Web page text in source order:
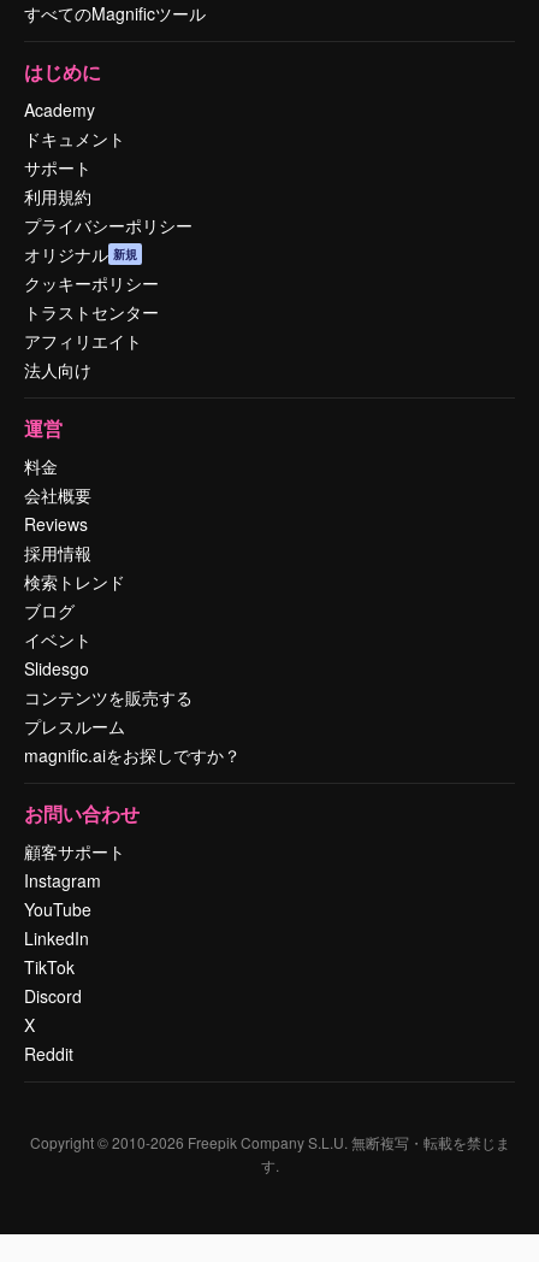
すべてのMagnificツール
はじめに
Academy
ドキュメント
サポート
利用規約
プライバシーポリシー
オリジナル 新規
クッキーポリシー
トラストセンター
アフィリエイト
法人向け
運営
料金
会社概要
Reviews
採用情報
検索トレンド
ブログ
イベント
Slidesgo
コンテンツを販売する
プレスルーム
magnific.aiをお探しですか？
お問い合わせ
顧客サポート
Instagram
YouTube
LinkedIn
TikTok
Discord
X
Reddit
Copyright © 2010-2026 Freepik Company S.L.U. 無断複写・転載を禁じま
す.